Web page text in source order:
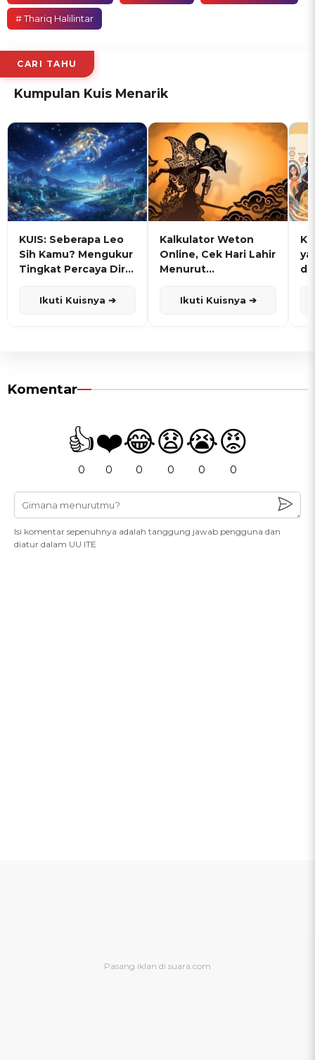
# Thariq Halilintar
CARI TAHU
Kumpulan Kuis Menarik
KUIS: Seberapa Leo
Sih Kamu? Mengukur
Tingkat Percaya Diri
Ikuti Kuisnya ➔
Kalkulator Weton
Online, Cek Hari Lahir
Menurut
Ikuti Kuisnya ➔
Komentar
👍
0
❤️
0
😂
0
😧
0
😭
0
😡
0
Isi komentar sepenuhnya adalah tanggung jawab pengguna dan
diatur dalam UU ITE